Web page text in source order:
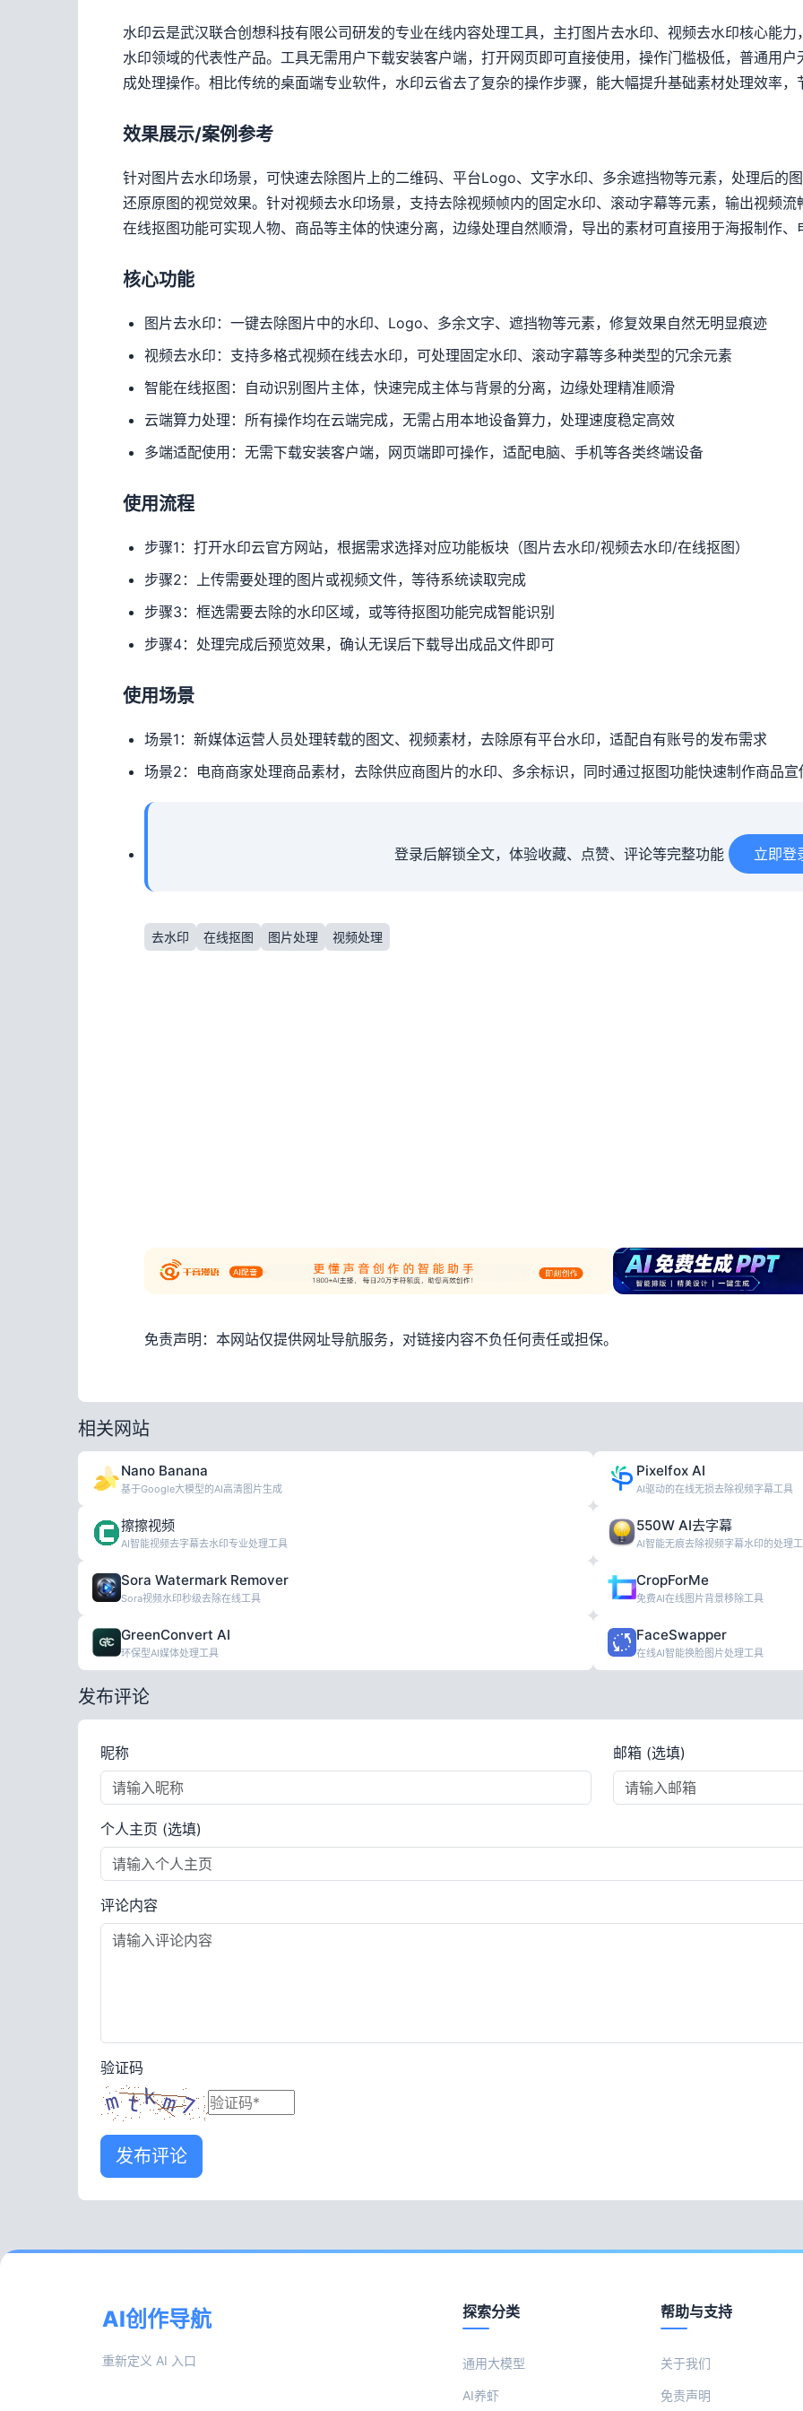
水印云是武汉联合创想科技有限公司研发的专业在线内容处理工具，主打图片去水印、视频去水印核心能
水印领域的代表性产品。工具无需用户下载安装客户端，打开网页即可直接使用，操作门槛极低，普通用
成处理操作。相比传统的桌面端专业软件，水印云省去了复杂的操作步骤，能大幅提升基础素材处理效率
效果展示/案例参考
针对图片去水印场景，可快速去除图片上的二维码、平台Logo、文字水印、多余遮挡物等元素，处理后的
还原原图的视觉效果。针对视频去水印场景，支持去除视频帧内的固定水印、滚动字幕等元素，输出视频
在线抠图功能可实现人物、商品等主体的快速分离，边缘处理自然顺滑，导出的素材可直接用于海报制作、
核心功能
图片去水印：一键去除图片中的水印、Logo、多余文字、遮挡物等元素，修复效果自然无明显痕迹
视频去水印：支持多格式视频在线去水印，可处理固定水印、滚动字幕等多种类型的冗余元素
智能在线抠图：自动识别图片主体，快速完成主体与背景的分离，边缘处理精准顺滑
云端算力处理：所有操作均在云端完成，无需占用本地设备算力，处理速度稳定高效
多端适配使用：无需下载安装客户端，网页端即可操作，适配电脑、手机等各类终端设备
使用流程
步骤1：打开水印云官方网站，根据需求选择对应功能板块（图片去水印/视频去水印/在线抠图）
步骤2：上传需要处理的图片或视频文件，等待系统读取完成
步骤3：框选需要去除的水印区域，或等待抠图功能完成智能识别
步骤4：处理完成后预览效果，确认无误后下载导出成品文件即可
使用场景
场景1：新媒体运营人员处理转载的图文、视频素材，去除原有平台水印，适配自有账号的发布需求
场景2：电商商家处理商品素材，去除供应商图片的水印、多余标识，同时通过抠图功能快速制作商品宣
登录后解锁全文，体验收藏、点赞、评论等完整功能 立即登
去水印 在线抠图 图片处理 视频处理
免责声明：本网站仅提供网址导航服务，对链接内容不负任何责任或担保。
相关网站
Nano Banana
基于Google大模型的AI高清图片生成
Pixelfox AI
AI驱动的在线无损去除视频字幕工具
擦擦视频
AI智能视频去字幕去水印专业处理工具
550W AI去字幕
AI智能无痕去除视频字幕水印的处理
Sora Watermark Remover
Sora视频水印秒级去除在线工具
CropForMe
免费AI在线图片背景移除工具
GreenConvert AI
环保型AI媒体处理工具
FaceSwapper
在线AI智能换脸图片处理工具
发布评论
昵称 邮箱 (选填)
个人主页 (选填)
评论内容
验证码
发布评论
AI创作导航
重新定义 AI 入口
探索分类
通用大模型
AI养虾
帮助与支持
关于我们
免责声明